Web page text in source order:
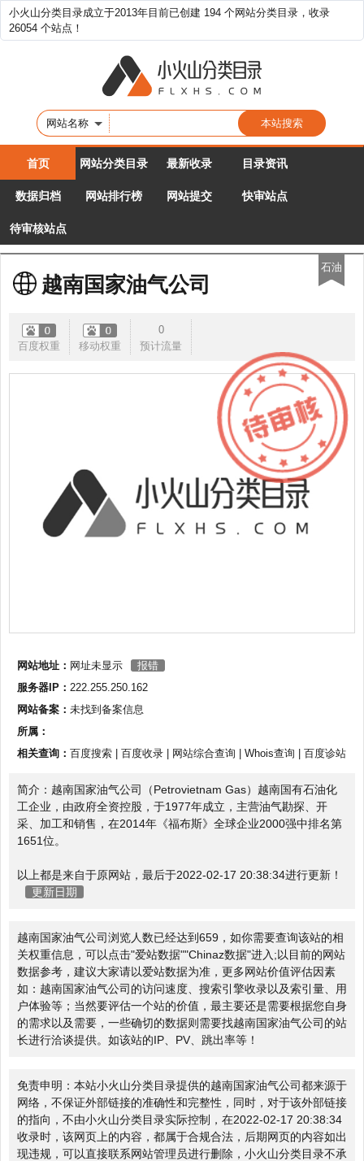
小火山分类目录成立于2013年目前已创建 194 个网站分类目录，收录
26054 个站点！
网站名称
首页 网站分类目录 最新收录 目录资讯
数据归档 网站排行榜 网站提交 快审站点
待审核站点
越南国家油气公司
百度权重 移动权重
0
预计流量
网站地址： 网址未显示
报错
服务器IP： 222.255.250.162
网站备案： 未找到备案信息
所属：
相关查询： 百度搜索 百度收录 网站综合查询 Whois查询 百度诊站
简介：越南国家油气公司（Petrovietnam Gas）越南国有石油化
工企业，由政府全资控股，于1977年成立，主营油气勘探、开
采、加工和销售，在2014年《福布斯》全球企业2000强中排名第
1651位。
以上都是来自于原网站，最后于2022-02-17 20:38:34进行更新！
更新日期
越南国家油气公司浏览人数已经达到659，如你需要查询该站的相
关权重信息，可以点击"爱站数据""Chinaz数据"进入;以目前的网站
数据参考，建议大家请以爱站数据为准，更多网站价值评估因素
如：越南国家油气公司的访问速度、搜索引擎收录以及索引量、用
户体验等；当然要评估一个站的价值，最主要还是需要根据您自身
的需求以及需要，一些确切的数据则需要找越南国家油气公司的站
长进行洽谈提供。如该站的IP、PV、跳出率等！
免责申明：本站小火山分类目录提供的越南国家油气公司都来源于
网络，不保证外部链接的准确性和完整性，同时，对于该外部链接
的指向，不由小火山分类目录实际控制，在2022-02-17 20:38:34
收录时，该网页上的内容，都属于合规合法，后期网页的内容如出
现违规，可以直接联系网站管理员进行删除，小火山分类目录不承
石油